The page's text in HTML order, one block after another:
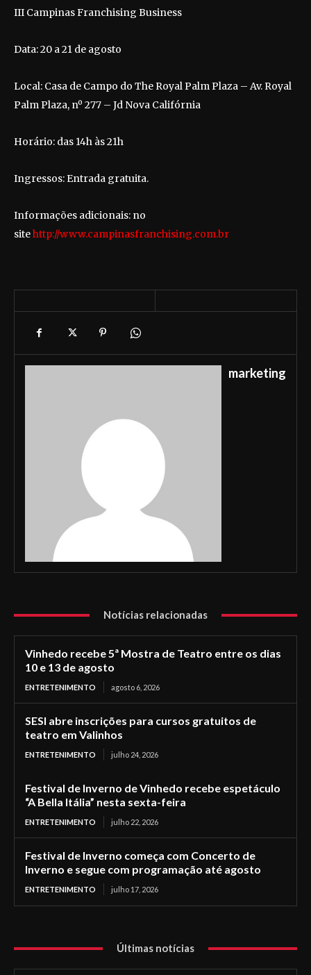
III Campinas Franchising Business
Data: 20 a 21 de agosto
Local: Casa de Campo do The Royal Palm Plaza – Av. Royal
Palm Plaza, nº 277 – Jd Nova Califórnia
Horário: das 14h às 21h
Ingressos: Entrada gratuita.
Informações adicionais: no
sitehttp://www.campinasfranchising.com.br
marketing
Notícias relacionadas
Vinhedo recebe 5ª Mostra de Teatro entre os dias
10 e 13 de agosto
ENTRETENIMENTO agosto 6, 2026
SESI abre inscrições para cursos gratuitos de
teatro em Valinhos
ENTRETENIMENTO julho 24, 2026
Festival de Inverno de Vinhedo recebe espetáculo
“A Bella Itália” nesta sexta-feira
ENTRETENIMENTO julho 22, 2026
Festival de Inverno começa com Concerto de
Inverno e segue com programação até agosto
ENTRETENIMENTO julho 17, 2026
Últimas notícias